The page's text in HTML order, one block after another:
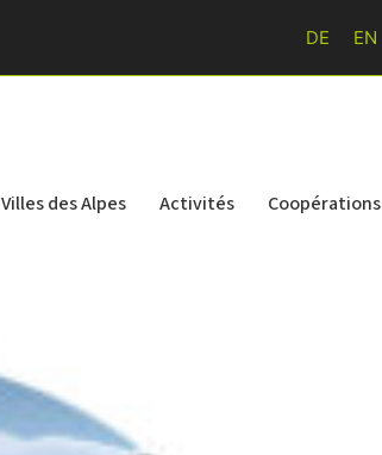
DE EN
Villes des Alpes Activités Coopérations